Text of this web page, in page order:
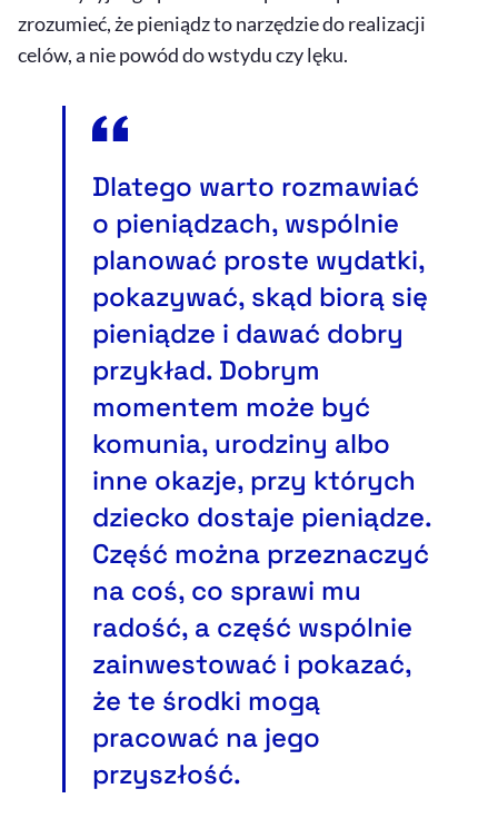
zrozumieć, że pieniądz to narzędzie do realizacji
celów, a nie powód do wstydu czy lęku.
Dlatego warto rozmawiać
o pieniądzach, wspólnie
planować proste wydatki,
pokazywać, skąd biorą się
pieniądze i dawać dobry
przykład. Dobrym
momentem może być
komunia, urodziny albo
inne okazje, przy których
dziecko dostaje pieniądze.
Część można przeznaczyć
na coś, co sprawi mu
radość, a część wspólnie
zainwestować i pokazać,
że te środki mogą
pracować na jego
przyszłość.